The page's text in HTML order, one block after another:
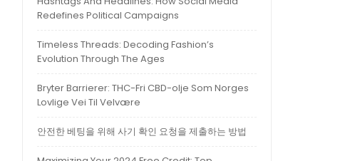
Redefines Political Campaigns
Timeless Threads: Decoding Fashion’s
Evolution Through The Ages
Bryter Barrierer: THC-Fri CBD-olje Som Norges
Lovlige Vei Til Velvære
안전한 베팅을 위해 사기 확인 요청을 제출하는 방법